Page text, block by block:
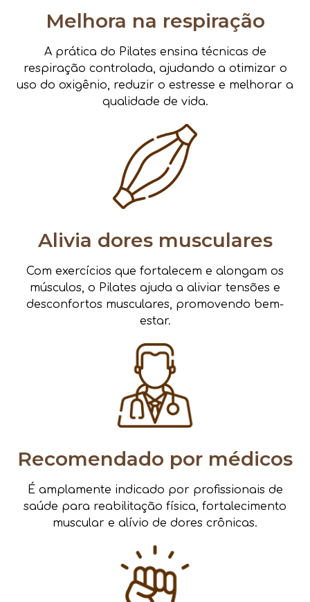
Melhora na respiração
A prática do Pilates ensina técnicas de
respiração controlada, ajudando a otimizar o
uso do oxigênio, reduzir o estresse e melhorar a
qualidade de vida.
Alivia dores musculares
Com exercícios que fortalecem e alongam os
músculos, o Pilates ajuda a aliviar tensões e
desconfortos musculares, promovendo bem-
estar.
Recomendado por médicos
É amplamente indicado por profissionais de
saúde para reabilitação física, fortalecimento
muscular e alívio de dores crônicas.